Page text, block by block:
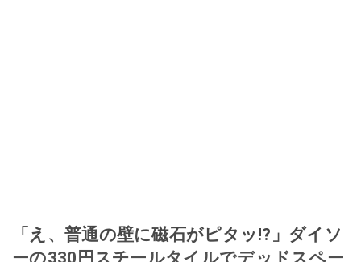
「え、普通の壁に磁石がピタッ!?」ダイソ
ーの330円スチールタイルでデッドスペー